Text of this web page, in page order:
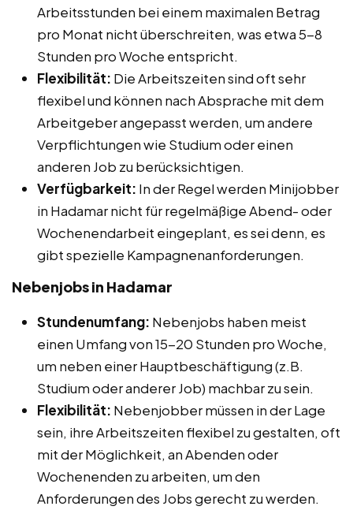
Arbeitsstunden bei einem maximalen Betrag
pro Monat nicht überschreiten, was etwa 5-8
Stunden pro Woche entspricht.
Flexibilität: Die Arbeitszeiten sind oft sehr
flexibel und können nach Absprache mit dem
Arbeitgeber angepasst werden, um andere
Verpflichtungen wie Studium oder einen
anderen Job zu berücksichtigen.
Verfügbarkeit: In der Regel werden Minijobber
in Hadamar nicht für regelmäßige Abend- oder
Wochenendarbeit eingeplant, es sei denn, es
gibt spezielle Kampagnenanforderungen.
Nebenjobs in Hadamar
Stundenumfang: Nebenjobs haben meist
einen Umfang von 15-20 Stunden pro Woche,
um neben einer Hauptbeschäftigung (z.B.
Studium oder anderer Job) machbar zu sein.
Flexibilität: Nebenjobber müssen in der Lage
sein, ihre Arbeitszeiten flexibel zu gestalten, oft
mit der Möglichkeit, an Abenden oder
Wochenenden zu arbeiten, um den
Anforderungen des Jobs gerecht zu werden.